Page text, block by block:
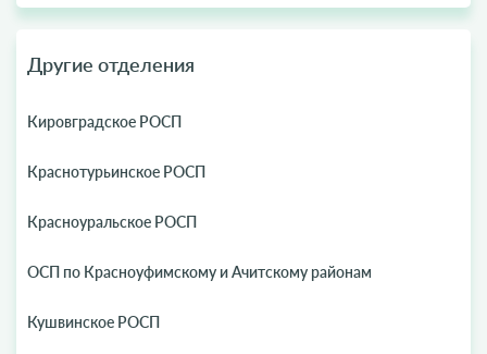
Другие отделения
Кировградское РОСП
Краснотурьинское РОСП
Красноуральское РОСП
ОСП по Красноуфимскому и Ачитскому районам
Кушвинское РОСП